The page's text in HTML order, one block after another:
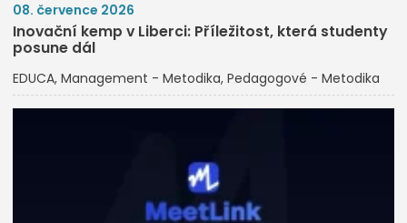
08. července 2026
Inovační kemp v Liberci: Příležitost, která studenty
posune dál
EDUCA Management - Metodika Pedagogové - Metodika